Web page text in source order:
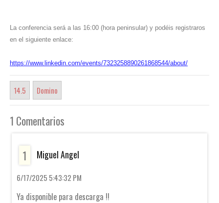
La conferencia será a las 16:00 (hora peninsular) y podéis registraros
en el siguiente enlace:
https://www.linkedin.com/events/7323258890261868544/about/
14.5 Domino
1 Comentarios
1 Miguel Angel
6/17/2025 5:43:32 PM
Ya disponible para descarga !!